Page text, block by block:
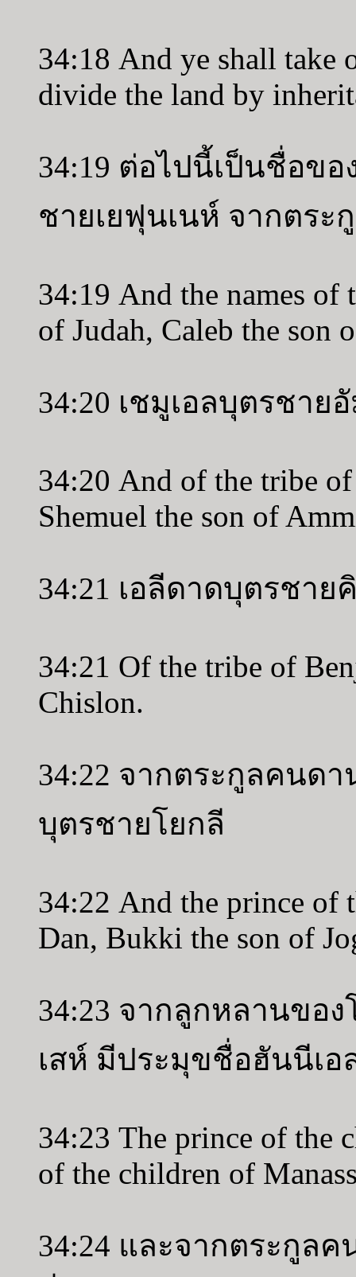
34:18 And ye shall take
divide the land by
34:19 ต่อไปนี้เป็นชื่อข
ชายเยฟุนเนห์ จากตระ
34:19 And the names of
of Judah, Caleb the son
34:20 เชมูเอลบุตรชา
34:20 And of the tribe
Shemuel the son of
34:21 เอลีดาดบุตรชา
34:21 Of the tribe of
Chislon.
34:22 จากตระกูลคนด
บุตรชายโยกลี
34:22 And the prince of
Dan, Bukki the son of
34:23 จากลูกหลานขอ
เสห์ มีประมุขชื่อฮันนีเอ
34:23 The prince of the
of the children of
34:24 และจากตระกูล